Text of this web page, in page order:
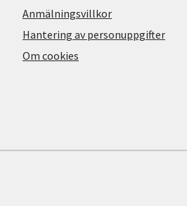
Anmälningsvillkor
Hantering av personuppgifter
Om cookies